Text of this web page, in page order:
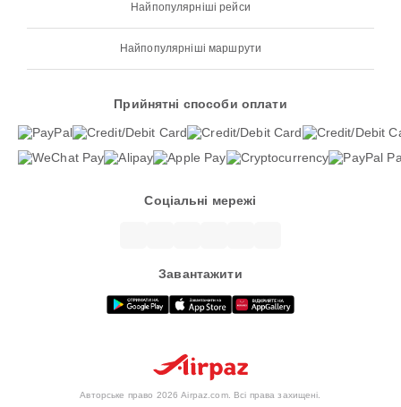
Найпопулярніші рейси
Найпопулярніші маршрути
Прийнятні способи оплати
Соціальні мережі
Завантажити
Авторське право 2026 Airpaz.com. Всі права захищені.